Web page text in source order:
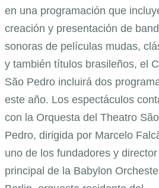
en una programación que
creación y presentación de
sonoras de películas mudas,
y también títulos brasileños, el
São Pedro incluirá dos
este año. Los espectáculos
con la Orquesta del Theatro São
Pedro, dirigida por Marcelo
uno de los fundadores y director
principal de la Babylon